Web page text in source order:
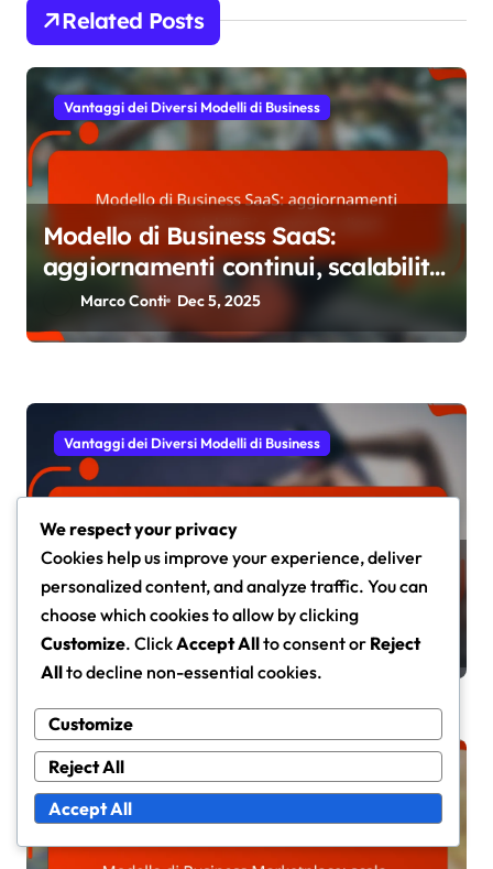
Related Posts
Vantaggi dei Diversi Modelli di Business
Modello di Business SaaS:
aggiornamenti continui, scalabilità,
supporto clienti
Marco Conti Dec 5, 2025
Vantaggi dei Diversi Modelli di Business
Modello di Business Subscription:
entrate ricorrenti, fidelizzazione,
previsibilità
Marco Conti Dec 5, 2025
Vantaggi dei Diversi Modelli di Business
We respect your privacy
Cookies help us improve your experience, deliver
personalized content, and analyze traffic. You can
choose which cookies to allow by clicking
Customize. ClickAccept Allto consent or Reject
Allto decline non-essential cookies.
Customize
Reject All
Accept All